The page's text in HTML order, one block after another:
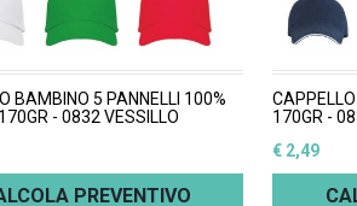
BAMBINO 5 PANNELLI 100%
- 0832 VESSILLO
PREVENTIVO
170GR -
€ 2,49